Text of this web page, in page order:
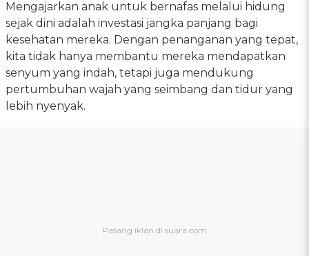
Mengajarkan anak untuk bernafas melalui hidung
sejak dini adalah investasi jangka panjang bagi
kesehatan mereka. Dengan penanganan yang tepat,
kita tidak hanya membantu mereka mendapatkan
senyum yang indah, tetapi juga mendukung
pertumbuhan wajah yang seimbang dan tidur yang
lebih nyenyak.